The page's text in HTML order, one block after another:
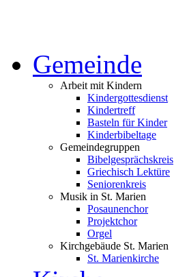
Gemeinde
Arbeit mit Kindern
Kindergottesdienst
Kindertreff
Basteln für Kinder
Kinderbibeltage
Gemeindegruppen
Bibelgesprächskreis
Griechisch Lektüre
Seniorenkreis
Musik in St. Marien
Posaunenchor
Projektchor
Orgel
Kirchgebäude St. Marien
St. Marienkirche